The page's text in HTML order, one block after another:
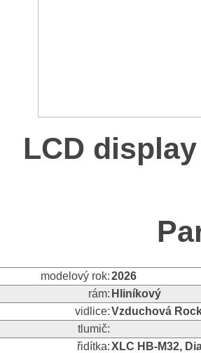
LCD
modelový rok:2026
rám: Hliníkový
vidlice:Vzduchová
tlumič:
řidítka:XLC HB-M32,